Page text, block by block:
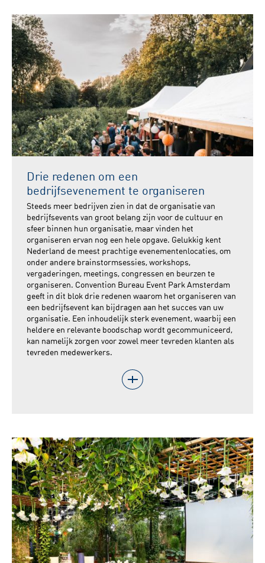
Drie redenen om een
bedrijfsevenement te organiseren
Steeds meer bedrijven zien in dat de organisatie van
bedrijfsevents van groot belang zijn voor de cultuur en
sfeer binnen hun organisatie, maar vinden het
organiseren ervan nog een hele opgave. Gelukkig kent
Nederland de meest prachtige evenementenlocaties, om
onder andere brainstormsessies, workshops,
vergaderingen, meetings, congressen en beurzen te
organiseren. Convention Bureau Event Park Amsterdam
geeft in dit blok drie redenen waarom het organiseren van
een bedrijfsevent kan bijdragen aan het succes van uw
organisatie. Een inhoudelijk sterk evenement, waarbij een
heldere en relevante boodschap wordt gecommuniceerd,
kan namelijk zorgen voor zowel meer tevreden klanten als
tevreden medewerkers.